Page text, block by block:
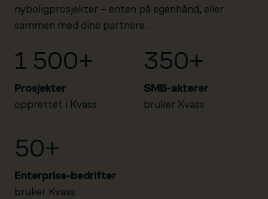
nyboligprosjekter – enten på egenhånd, eller
sammen med dine partnere.
1 500+
Prosjekter
opprettet i Kvass
350+
SMB-aktører
bruker Kvass
50+
Enterprise-bedrifter
bruker Kvass